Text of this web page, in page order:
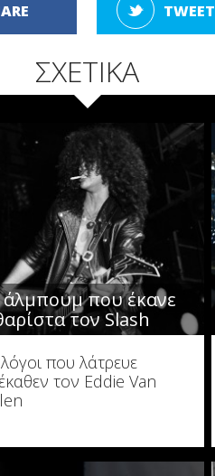
TWEET
ΣΧΕΤΙΚΑ
που έκανε
τον Slash
που λάτρευε
τον Eddie Van